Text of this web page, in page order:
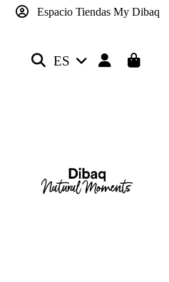
Espacio Tiendas My Dibaq
ES